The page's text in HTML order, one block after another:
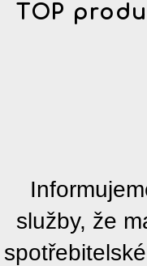
TOP
služby, že